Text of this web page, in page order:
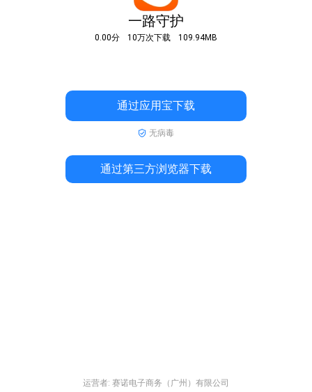
一路守护
0.00分 10万次下载 109.94MB
通过应用宝下载
无病毒
通过第三方浏览器下载
运营者: 赛诺电子商务（广州）有限公司